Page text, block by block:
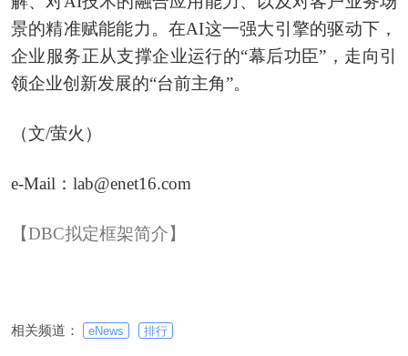
景的精准赋能能力。在AI这一强大引擎的驱动下，
企业服务正从支撑企业运行的“幕后功臣”，走向引
领企业创新发展的“台前主角”。
（文/萤火）
e-Mail：lab@enet16.com
【DBC拟定框架简介】
相关频道： eNews 排行